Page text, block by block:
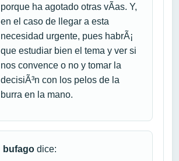
porque ha agotado otras vÃ­as. Y,
en el caso de llegar a esta
necesidad urgente, pues habrÃ¡
que estudiar bien el tema y ver si
nos convence o no y tomar la
decisiÃ³n con los pelos de la
burra en la mano.
bufago dice: